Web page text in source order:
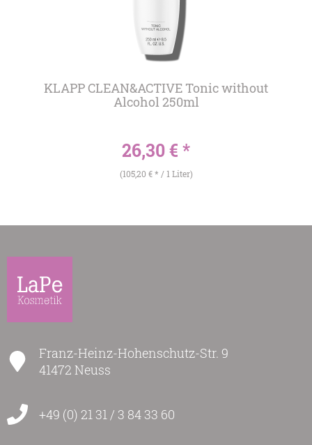
KLAPP CLEAN&ACTIVE Tonic without
Alcohol 250ml
26,30 € *
(105,20 € * / 1 Liter)
Franz-Heinz-Hohenschutz-Str. 9
41472 Neuss
+49 (0) 21 31 / 3 84 33 60